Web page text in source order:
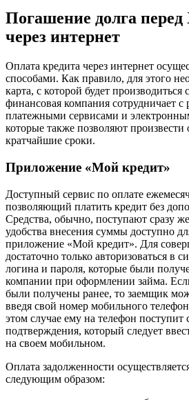
Погашение долга
через интернет
Оплата кредита через интернет
способами. Как правило, для этого
карта, с которой будет
финансовая компания сотрудничает
платежными сервисами и
которые также позволяют произвести
кратчайшие сроки.
Приложение «Мой кредит»
Доступный сервис по оплате
позволяющий платить кредит без
Средства, обычно, поступают сразу
удобства внесения суммы доступно
приложение «Мой кредит». Для
достаточно только авторизоваться в
логина и пароля, которые были
компании при оформлении займа.
были получены ранее, то заемщик
введя свой номер мобильного
этом случае ему на телефон
подтверждения, который следует
на своем мобильном.
Оплата задолженности
следующим образом: